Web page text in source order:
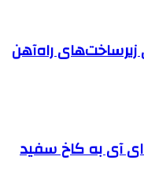
راه‌آهن
ای آی به کاخ سفید